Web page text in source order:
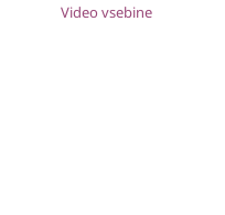
Video vsebine